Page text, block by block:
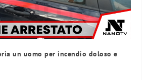
un uomo per incendio doloso e